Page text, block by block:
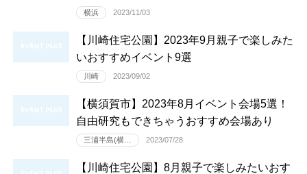
横浜 2023/11/03
【川崎住宅公園】2023年9月親子で楽しみた
いおすすめイベント9選
川崎 2023/09/02
【横須賀市】2023年8月イベント会場5選！
自由研究もできちゃうおすすめ会場あり
三浦半島(横… 2023/07/28
【川崎住宅公園】8月親子で楽しみたいおす